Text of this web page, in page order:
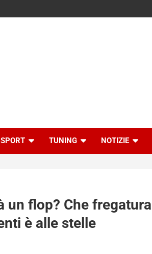
SPORT TUNING NOTIZIE
un flop? Che
è alle stelle